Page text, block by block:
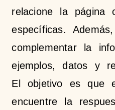
relacione la página
específicas.
complementar la
ejemplos, datos y
El objetivo es que
encuentre la